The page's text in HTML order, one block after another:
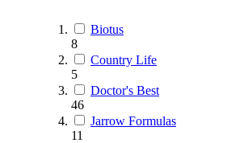
Biotus
8
Country Life
5
Doctor's Best
46
Jarrow Formulas
11